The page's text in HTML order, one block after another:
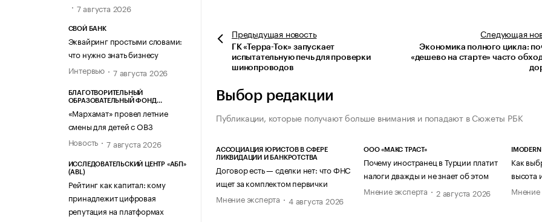
7 августа 2026
СВОЙ БАНК
Эквайринг простыми словами:
что нужно знать бизнесу
Интервью
7 августа 2026
БЛАГОТВОРИТЕЛЬНЫЙ
ОБРАЗОВАТЕЛЬНЫЙ ФОНД
«Мархамат» провел летние
смены для детей с ОВЗ
Новость
7 августа 2026
ИССЛЕДОВАТЕЛЬСКИЙ ЦЕНТР «АБП»
(ABL)
Рейтинг как капитал: кому
принадлежит цифровая
репутация на платформах
Предыдущая новость
ГК «Терра-Ток» запускает
испытательную печь для проверки
шинопроводов
Следующая
Экономика полного цикла:
«дешево на старте» часто
Выбор редакции
Публикации, которые получают больше внимания и попадают в Сюжеты РБК
АССОЦИАЦИЯ ЮРИСТОВ В СФЕРЕ
ЛИКВИДАЦИИ И БАНКРОТСТВА
Договор есть — сделки нет: что ФНС
ищет за комплектом первички
Мнение эксперта
4 августа 2026
ООО «МАКС ТРАСТ»
Почему иностранец в Турции платит
налоги дважды и не знает об этом
Мнение эксперта
2 августа 2026
IMODERN
Как
высота
Мнение